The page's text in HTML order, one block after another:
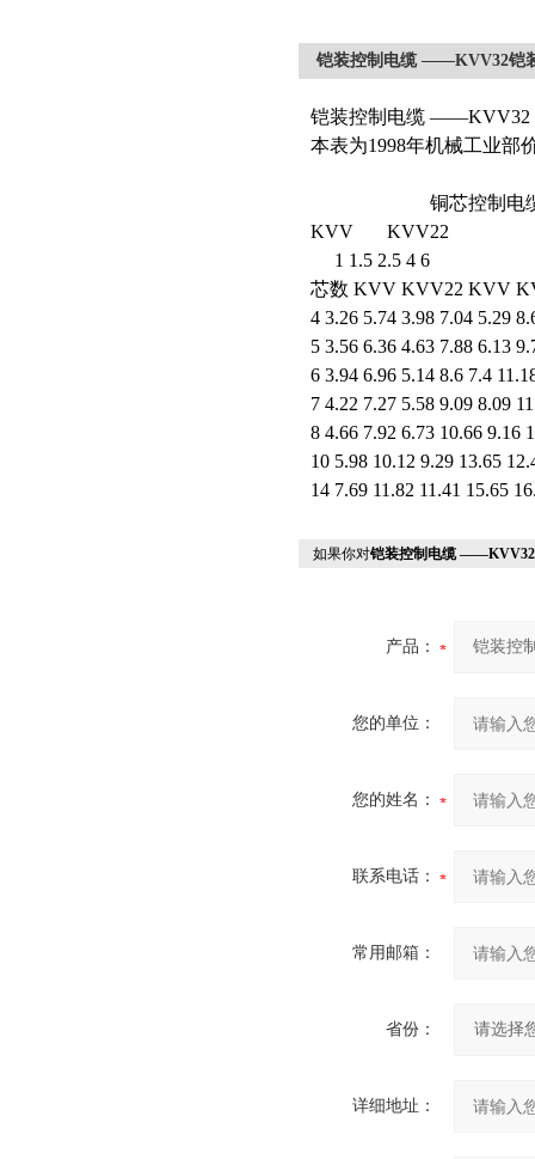
铠装控制电缆 ——KVV32铠
铠装控制电缆 ——KVV32
本表为1998年机械工业部
铜芯控制电
KVV
KVV22
1 1.5 2.5 4 6
芯数 KVV KVV22 KVV
4 3.26 5.74 3.98 7.04 5.29
5 3.56 6.36 4.63 7.88 6.13
6 3.94 6.96 5.14 8.6 7.4
7 4.22 7.27 5.58 9.09 8.09
8 4.66 7.92 6.73 10.66 9.16
10 5.98 10.12 9.29 13.65
14 7.69 11.82 11.41 15.65
如果你对铠装控制电缆
产品：
您的单位：
您的姓名：
联系电话：
常用邮箱：
省份：
详细地址：